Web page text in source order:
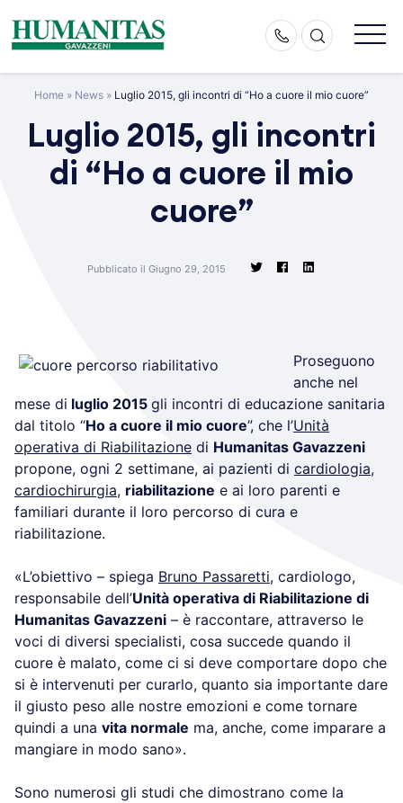
content
Home » News » Luglio 2015, gli incontri di “Ho a cuore il mio cuore”
Luglio 2015, gli incontri
di “Ho a cuore il mio
cuore”
Pubblicato il Giugno 29, 2015
Proseguono
anche nel
mese di luglio 2015 gli incontri di educazione sanitaria
dal titolo “Ho a cuore il mio cuore”, che l’Unità
operativa di Riabilitazione di Humanitas Gavazzeni
propone, ogni 2 settimane, ai pazienti di cardiologia,
cardiochirurgia, riabilitazione e ai loro parenti e
familiari durante il loro percorso di cura e
riabilitazione.
«L’obiettivo – spiega Bruno Passaretti, cardiologo,
responsabile dell’Unità operativa di Riabilitazione di
Humanitas Gavazzeni – è raccontare, attraverso le
voci di diversi specialisti, cosa succede quando il
cuore è malato, come ci si deve comportare dopo che
si è intervenuti per curarlo, quanto sia importante dare
il giusto peso alle nostre emozioni e come tornare
quindi a una vita normale ma, anche, come imparare a
mangiare in modo sano».
Sono numerosi gli studi che dimostrano come la